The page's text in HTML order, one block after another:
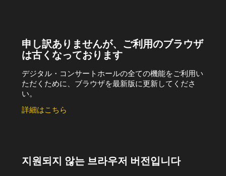
申し訳ありませんが、ご利用のブラウザ
は古くなっております
デジタル・コンサートホールの全ての機能をご利用い
ただくために、ブラウザを最新版に更新してくださ
い。
詳細はこちら
지원되지 않는 브라우저 버전입니다